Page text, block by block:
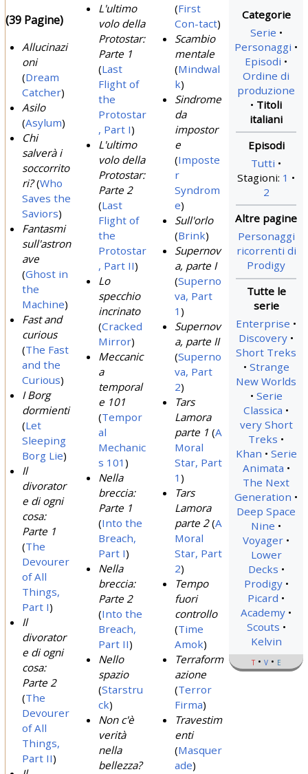
Serie
Personaggi
Episodi
Ordine di
produzione
Titoli
italiani
Tutti
Stagioni: 1
2
Personaggi
ricorrenti di
Prodigy
Enterprise
Discovery
Short Treks
Strange
New Worlds
Serie
Classica
very Short
Treks
Khan
Serie
Animata
The Next
Generation
Deep Space
Nine
Voyager
Lower
Decks
Prodigy
Picard
Academy
Scouts
Kelvin
t v e
(39 Pagine)
Allucinazi
oni
(Dream
Catcher)
Asilo
(Asylum)
Chi
salverà i
soccorrito
ri?(Who
Saves the
Saviors)
Fantasmi
sull'astron
ave
(Ghost in
the
Machine)
Fast and
curious
(The Fast
and the
Curious)
I Borg
dormienti
(Let
Sleeping
Borg Lie)
Il
divorator
e di ogni
cosa:
Parte 1
(The
Devourer
of All
Things,
Part I)
Il
divorator
e di ogni
cosa:
Parte 2
(The
Devourer
of All
Things,
Part II)
L'ultimo
volo della
Protostar:
Parte 1
(Last
Flight of
the
Protostar
, Part I)
L'ultimo
volo della
Protostar:
Parte 2
(Last
Flight of
the
Protostar
, Part II)
Lo
specchio
incrinato
(Cracked
Mirror)
Meccanic
a
temporal
e 101
(Tempor
al
Mechanic
s 101 )
Nella
breccia:
Parte 1
(Into the
Breach,
Part I)
Nella
breccia:
Parte 2
(Into the
Breach,
Part II)
Nello
spazio
(Starstru
ck)
Non c'è
verità
nella
bellezza?
(First
Con-tact)
Scambio
mentale
(Mindwal
k)
Sindrome
da
impostor
e
(Imposte
r
Syndrom
e)
Sull'orlo
(Brink)
Supernov
a, parte I
(Superno
va, Part
1 )
Supernov
a, parte II
(Superno
va, Part
2)
Tars
Lamora
parte 1 (A
Moral
Star, Part
1 )
Tars
Lamora
parte 2(A
Moral
Star, Part
2)
Tempo
fuori
controllo
(Time
Amok)
Terraform
azione
(Terror
Firma)
Travestim
enti
(Masquer
ade)